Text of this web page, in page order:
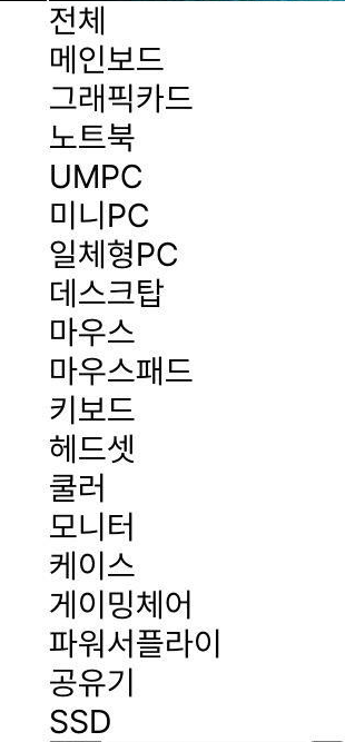
전체
메인보드
그래픽카드
노트북
UMPC
미니PC
일체형PC
데스크탑
마우스
마우스패드
키보드
헤드셋
쿨러
모니터
케이스
게이밍체어
파워서플라이
공유기
SSD